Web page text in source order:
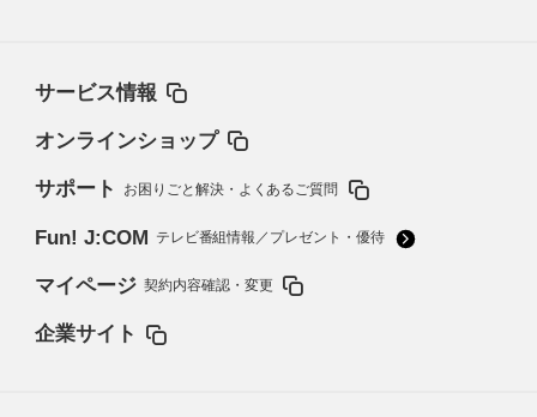
サービス情報
オンラインショップ
サポート お困りごと解決・よくあるご質問
Fun! J:COM テレビ番組情報／プレゼント・優待
マイページ 契約内容確認・変更
企業サイト